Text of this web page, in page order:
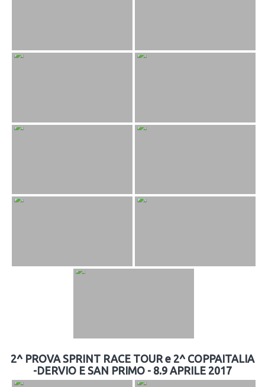
2^ PROVA SPRINT RACE TOUR e 2^ COPPAITALIA
-DERVIO E SAN PRIMO - 8.9 APRILE 2017